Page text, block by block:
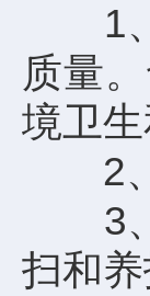
1、
质量
境卫生
2、
3、
扫和